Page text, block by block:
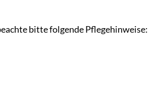
bitte folgende Pflegehinweise: